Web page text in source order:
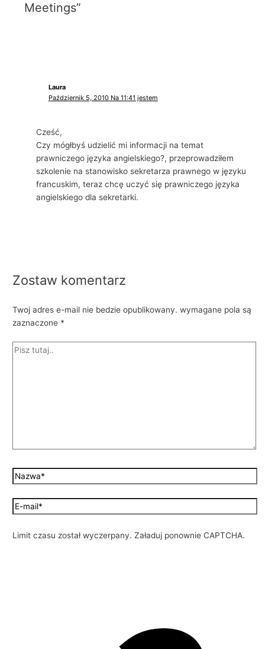
Meetings”
Laura
Październik 5, 2010 Na 11:41 jestem
Cześć,
Czy mógłbyś udzielić mi informacji na temat
prawniczego języka angielskiego?, przeprowadziłem
szkolenie na stanowisko sekretarza prawnego w języku
francuskim, teraz chcę uczyć się prawniczego języka
angielskiego dla sekretarki.
Zostaw komentarz
Twoj adres e-mail nie bedzie opublikowany. wymagane pola są
zaznaczone *
Limit czasu został wyczerpany. Załaduj ponownie CAPTCHA.